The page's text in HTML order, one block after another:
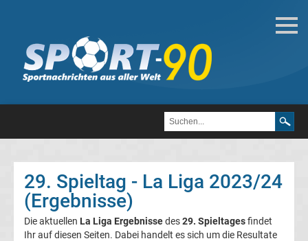
Fußball
Bundesliga
3.
Liga
29. Spieltag - La Liga 2023/24
(Ergebnisse)
Die aktuellen La Liga Ergebnissedes29. Spieltagesfindet
Ihr auf diesen Seiten. Dabei handelt es sich um die Resultate